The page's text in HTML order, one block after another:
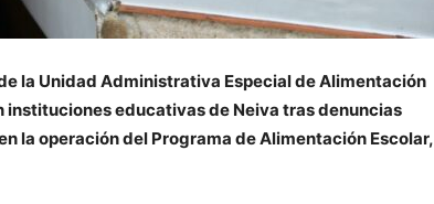
la Unidad Administrativa Especial de Alimentación
instituciones educativas de Neiva tras denuncias
la operación del Programa de Alimentación Escolar,